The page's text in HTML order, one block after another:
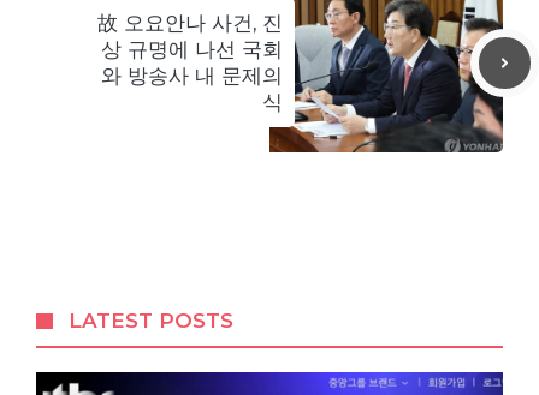
故 오요안나 사건, 진
상 규명에 나선 국회
와 방송사 내 문제의
식
LATEST POSTS